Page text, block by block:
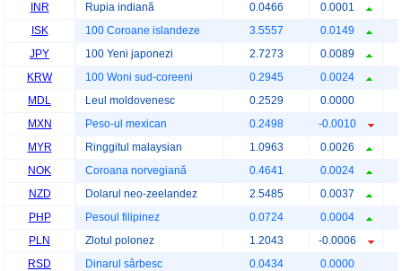
INR
Rupia indiană 0.0466 0.0001
ISK
100 Coroane islandeze 3.5557 0.0149
JPY
100 Yeni japonezi 2.7273 0.0089
KRW
100 Woni sud-coreeni 0.2945 0.0024
MDL
Leul moldovenesc 0.2529 0.0000
MXN
Peso-ul mexican 0.2498 -0.0010
MYR
Ringgitul malaysian 1.0963 0.0026
NOK
Coroana norvegiană 0.4641 0.0024
NZD
Dolarul neo-zeelandez 2.5485 0.0037
PHP
Pesoul filipinez 0.0724 0.0004
PLN
Zlotul polonez 1.2043 -0.0006
RSD
Dinarul sârbesc 0.0434 0.0000